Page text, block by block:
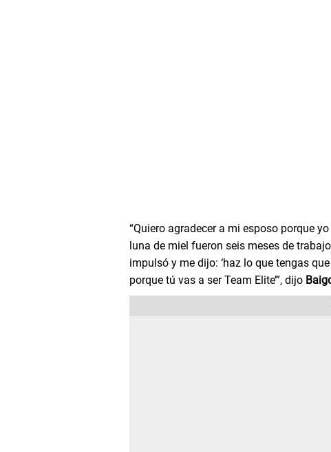
“Quiero agradecer a mi esposo porque
luna de miel fueron seis meses de
impulsó y me dijo: ‘haz lo que tengas
porque tú vas a ser Team Elite’”, dijo